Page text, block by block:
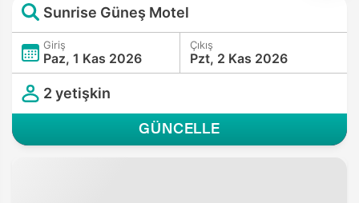
Sunrise Güneş Motel
Giriş
Paz, 1 Kas 2026
Çıkış
Pzt, 2 Kas 2026
2 yetişkin
GÜNCELLE